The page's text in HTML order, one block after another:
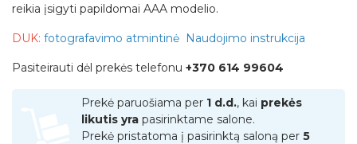
reikia įsigyti papildomai AAA modelio.
DUK: fotografavimo atmintinė Naudojimo instrukcija
Pasiteirauti dėl prekės telefonu +370 614 99604
Prekė paruošiama per 1 d.d., kai prekės
likutis yra pasirinktame salone.
Prekė pristatoma į pasirinktą saloną per 5